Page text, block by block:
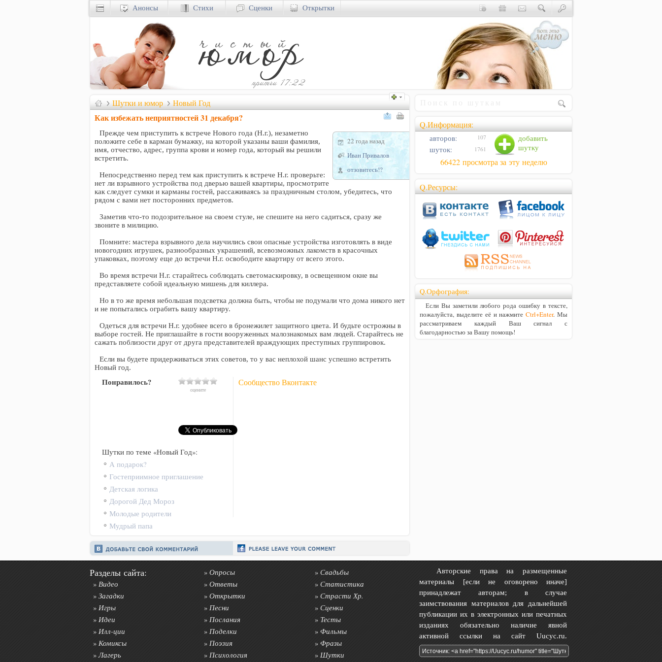
Шутки и юмор Новый Год
Как избежать неприятностей 31 декабря?
22 года назад
Иван Привалов
отзовитесь!?
Прежде чем приступить к встрече Нового года (Н.г.), незаметно
положите себе в карман бумажку, на которой указаны ваши фамилия,
имя, отчество, адрес, группа крови и номер года, который вы решили
встретить.
Непосредственно перед тем как приступить к встрече Н.г. проверьте:
нет ли взрывного устройства под дверью вашей квартиры, просмотрите
как следует сумки и карманы гостей, рассаживаясь за праздничным столом, убедитесь, что
рядом с вами нет посторонних предметов.
Заметив что-то подозрительное на своем стуле, не спешите на него садиться, сразу же
звоните в милицию.
Помните: мастера взрывного дела научились свои опасные устройства изготовлять в виде
новогодних игрушек, разнообразных украшений, всевозможных лакомств в красочных
упаковках, поэтому еще до встречи Н.г. освободите квартиру от всего этого.
Во время встречи Н.г. старайтесь соблюдать светомаскировку, в освещенном окне вы
представляете собой идеальную мишень для киллера.
Но в то же время небольшая подсветка должна быть, чтобы не подумали что дома никого нет
и не попытались ограбить вашу квартиру.
Одеться для встречи Н.г. удобнее всего в бронежилет защитного цвета. И будьте острожны в
выборе гостей. Не приглашайте в гости вооруженных малознакомых вам людей. Старайтесь не
сажать поблизости друг от друга представителей враждующих преступных группировок.
Если вы будете придерживаться этих советов, то у вас неплохой шанс успешно встретить
Новый год.
Сообщество Вконтакте
Понравилось?
оцените
Шутки по теме «Новый Год»:
А подарок?
Гостеприимное приглашение
Детская логика
Дорогой Дед Мороз
Молодые родители
Мудрый папа
Q.Информация:
добавить
шутку
авторов: 107
шуток: 1761
66422 просмотра за эту неделю
Q.Ресурсы:
Q.Орфография:
Если Вы заметили любого рода ошибку в тексте,
пожалуйста, выделите её и нажмитеCtrl+Enter. Мы
рассматриваем каждый Ваш сигнал с
благодарностью за Вашу помощь!
Анонсы Стихи Сценки Открытки
Разделы сайта:
»Видео
»Загадки
»Игры
»Идеи
»Илл-ции
»Комиксы
»Лагерь
»Опросы
»Ответы
»Открытки
»Песни
»Послания
»Поделки
»Поэзия
»Психология
»Свадьбы
»Статистика
»Страсти Хр.
»Сценки
»Тесты
»Фильмы
»Фразы
»Шутки
Авторские права на размещенные
материалы [если не оговорено иначе]
принадлежат авторам; в случае
заимствования материалов для дальнейшей
публикации их в электронных или печатных
изданиях обязательно наличие явной
активной ссылки на сайт Uucyc.ru.